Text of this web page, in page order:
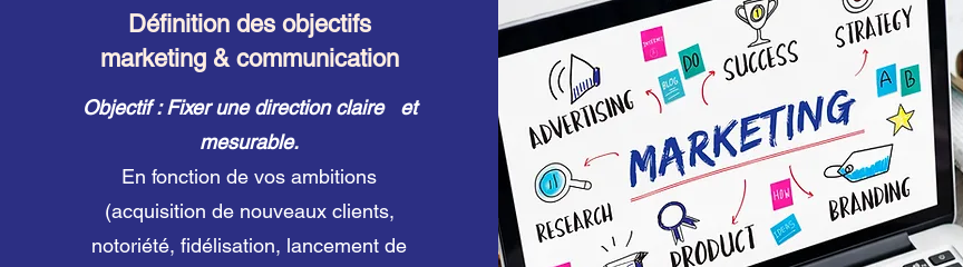
Définition des objectifs
marketing & communication
Objectif : Fixer une direction claire et
mesurable.
En fonction de vos ambitions
(acquisition de nouveaux clients,
notoriété, fidélisation, lancement de